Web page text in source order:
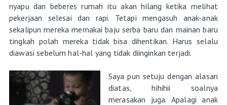
nyapu dan beberes rumah itu akan hilang ketika melihat
pekerjaan selesai dan rapi. Tetapi mengasuh anak-anak
sekalipun mereka memakai baju serba baru dan mainan baru
tingkah polah mereka tidak bisa dihentikan. Harus selalu
diawasi sebelum hal-hal yang tidak diinginkan terjadi.
Saya pun setuju dengan alasan
diatas, hihihii soalnya
merasakan juga. Apalagi anak